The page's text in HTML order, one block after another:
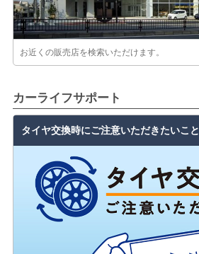
お近くの販売店を検索いただけます。
カーライフサポート
タイヤ交換時にご注意いただきたいこと